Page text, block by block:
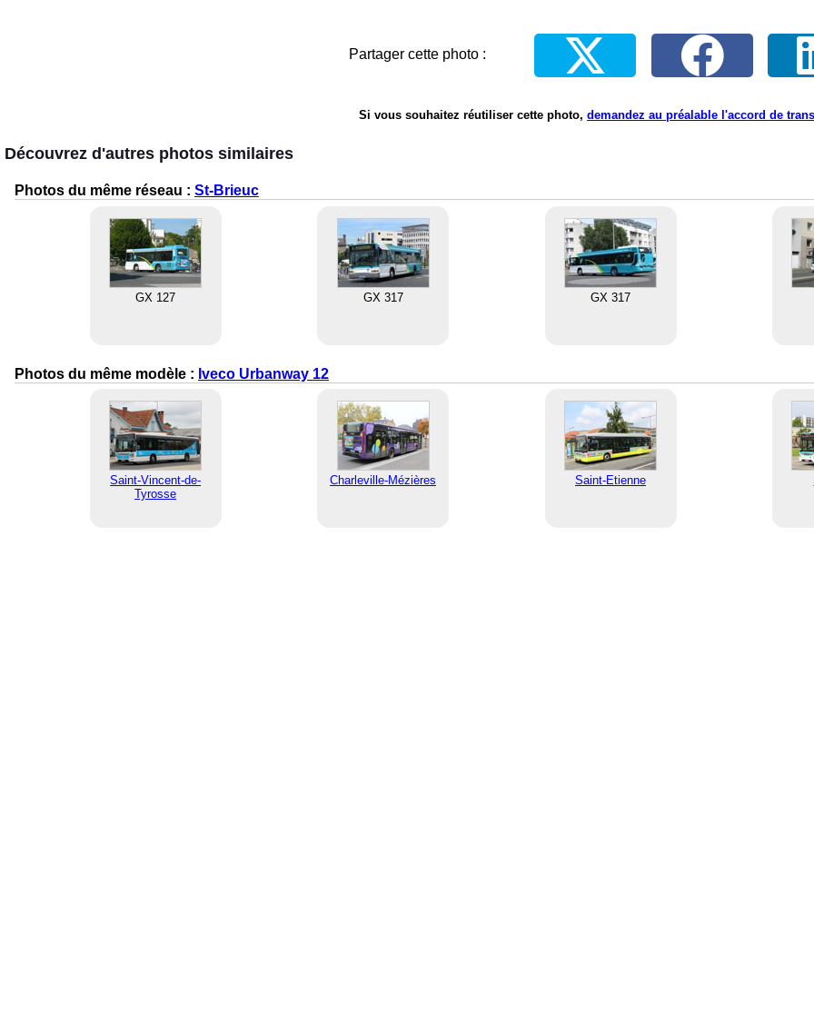
Partager cette photo :
Si vous souhaitez réutiliser cette photo, demandez au préalable l'accord de
Découvrez d'autres photos similaires
Photos du même réseau : St-Brieuc
GX 127 GX 317 GX 317
Photos du même modèle : Iveco Urbanway 12
Saint-Vincent-de-
Tyrosse
Charleville-Mézières Saint-Etienne